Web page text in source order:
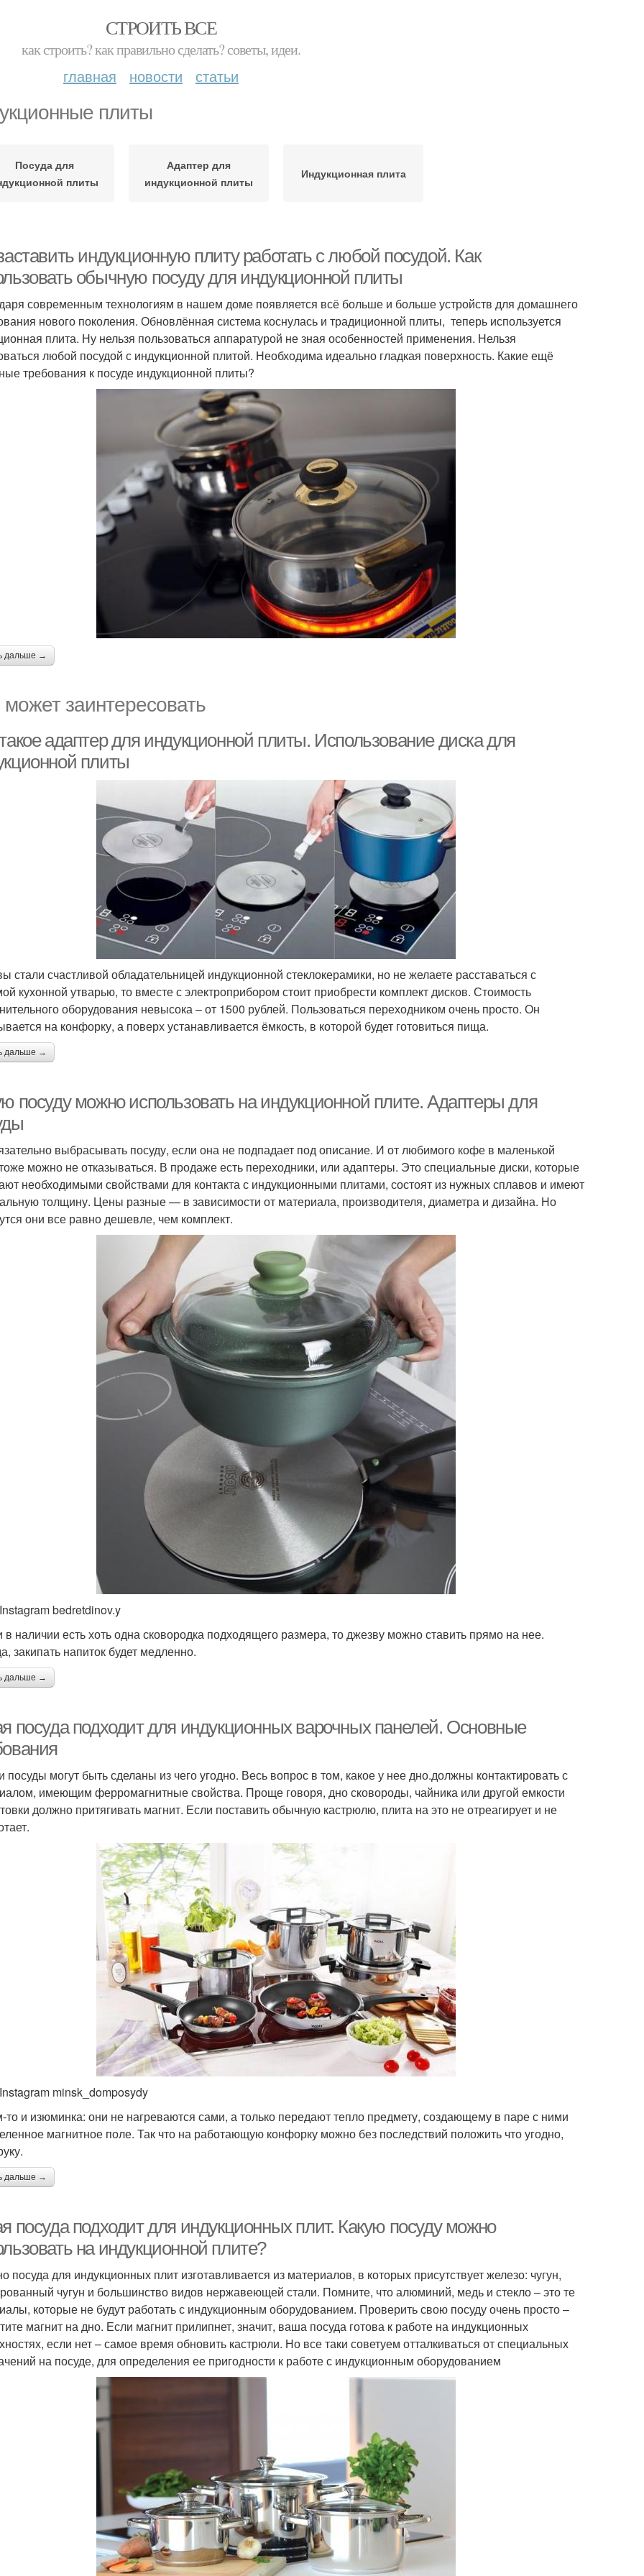
СТРОИТЬ ВСЕ
как строить? как правильно сделать? советы, идеи.
главная новости статьи
плиты
Посуда для
плиты
Адаптер для
индукционной плиты
Индукционная плита
индукционную плиту работать с любой посудой. Как
обычную посуду для индукционной плиты
современным технологиям в нашем доме появляется всё больше и больше устройств для домашнего
нового поколения. Обновлённая система коснулась и традиционной плиты, теперь используется
плита. Ну нельзя пользоваться аппаратурой не зная особенностей применения. Нельзя
любой посудой с индукционной плитой. Необходима идеально гладкая поверхность. Какие ещё
требования к посуде индукционной плиты?
дальше →
заинтересовать
адаптер для индукционной плиты. Использование диска для
плиты
стали счастливой обладательницей индукционной стеклокерамики, но не желаете расставаться с
кухонной утварью, то вместе с электроприбором стоит приобрести комплект дисков. Стоимость
оборудования невысока – от 1500 рублей. Пользоваться переходником очень просто. Он
на конфорку, а поверх устанавливается ёмкость, в которой будет готовиться пища.
дальше →
посуду можно использовать на индукционной плите. Адаптеры для
выбрасывать посуду, если она не подпадает под описание. И от любимого кофе в маленькой
можно не отказываться. В продаже есть переходники, или адаптеры. Это специальные диски, которые
необходимыми свойствами для контакта с индукционными плитами, состоят из нужных сплавов и имеют
толщину. Цены разные — в зависимости от материала, производителя, диаметра и дизайна. Но
они все равно дешевле, чем комплект.
bedretdinov.y
в наличии есть хоть одна сковородка подходящего размера, то джезву можно ставить прямо на нее.
закипать напиток будет медленно.
дальше →
посуда подходит для индукционных варочных панелей. Основные
посуды могут быть сделаны из чего угодно. Весь вопрос в том, какое у нее дно.должны контактировать с
имеющим ферромагнитные свойства. Проще говоря, дно сковороды, чайника или другой емкости
должно притягивать магнит. Если поставить обычную кастрюлю, плита на это не отреагирует и не
minsk_domposydy
то и изюминка: они не нагреваются сами, а только передают тепло предмету, создающему в паре с ними
магнитное поле. Так что на работающую конфорку можно без последствий положить что угодно,
дальше →
посуда подходит для индукционных плит. Какую посуду можно
на индукционной плите?
посуда для индукционных плит изготавливается из материалов, в которых присутствует железо: чугун,
чугун и большинство видов нержавеющей стали. Помните, что алюминий, медь и стекло – это те
которые не будут работать с индукционным оборудованием. Проверить свою посуду очень просто –
магнит на дно. Если магнит прилипнет, значит, ваша посуда готова к работе на индукционных
если нет – самое время обновить кастрюли. Но все таки советуем отталкиваться от специальных
на посуде, для определения ее пригодности к работе с индукционным оборудованием